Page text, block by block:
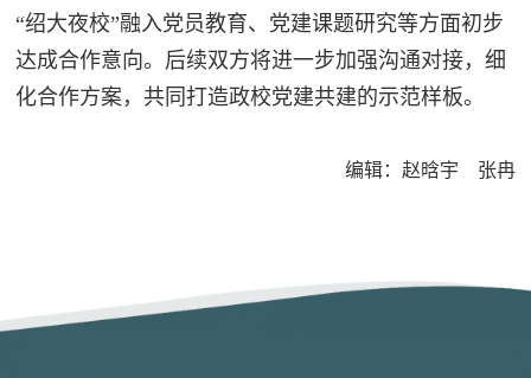
“绍大夜校”融入党员教育、党建课题研究等方面初步
达成合作意向。后续双方将进一步加强沟通对接，细
化合作方案，共同打造政校党建共建的示范样板。
编辑：赵晗宇 张冉